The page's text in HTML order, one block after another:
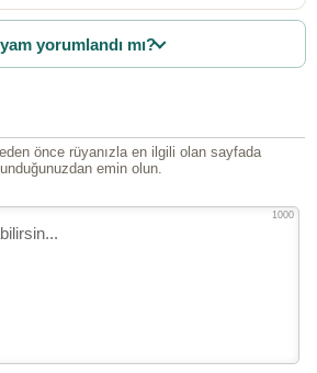
yorumlandı mı?
önce rüyanızla en ilgili olan sayfada
emin olun.
1000